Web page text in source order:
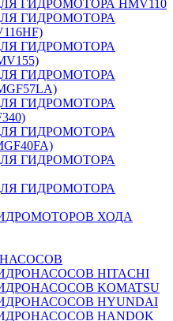
ГИДРОМОТОРА HMV110
ГИДРОМОТОРА
ГИДРОМОТОРА
ГИДРОМОТОРА
ГИДРОМОТОРА
ГИДРОМОТОРА
ГИДРОМОТОРА
ГИДРОМОТОРА
ХОДА
HITACHI
KOMATSU
HYUNDAI
HANDOK